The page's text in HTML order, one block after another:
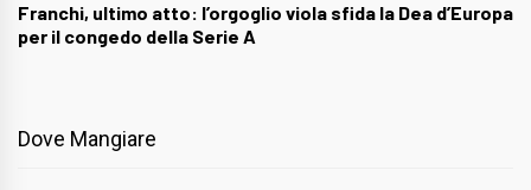
Franchi, ultimo atto: l’orgoglio viola sfida la Dea d’Europa
per il congedo della Serie A
Dove Mangiare